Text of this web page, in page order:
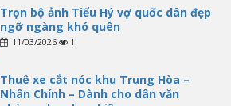
Trọn bộ ảnh Tiểu Hý vợ quốc dân đẹp
ngỡ ngàng khó quên
11/03/2026 1
Thuê xe cắt nóc khu Trung Hòa –
Nhân Chính – Dành cho dân văn